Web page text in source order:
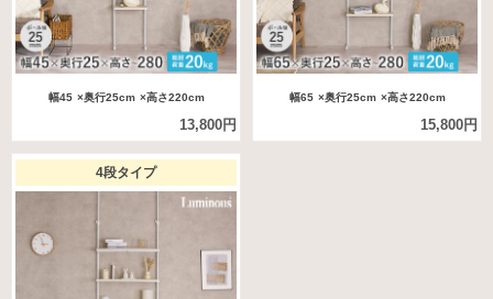
幅45 ×奥行25cm ×高さ220cm
13,800円
幅65 ×奥行25cm ×高さ220cm
15,800円
4段タイプ